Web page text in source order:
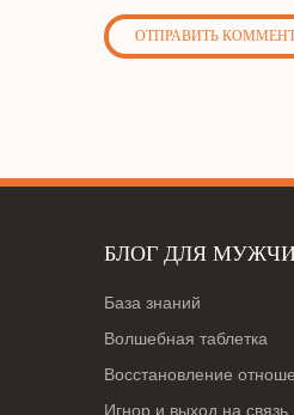
БЛОГ ДЛЯ
База знаний
Волшебная таблетка
Восстановление
Игнор и выход на связь